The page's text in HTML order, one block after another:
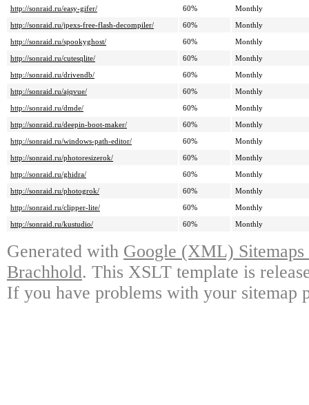
http://sonraid.ru/easy-gifer/
60%
Monthly
http://sonraid.ru/jpexs-free-flash-decompiler/
60%
Monthly
http://sonraid.ru/spookyghost/
60%
Monthly
http://sonraid.ru/cutesqlite/
60%
Monthly
http://sonraid.ru/drivendb/
60%
Monthly
http://sonraid.ru/ajqvue/
60%
Monthly
http://sonraid.ru/dmde/
60%
Monthly
http://sonraid.ru/deepin-boot-maker/
60%
Monthly
http://sonraid.ru/windows-path-editor/
60%
Monthly
http://sonraid.ru/photoresizerok/
60%
Monthly
http://sonraid.ru/ghidra/
60%
Monthly
http://sonraid.ru/photogrok/
60%
Monthly
http://sonraid.ru/clipper-lite/
60%
Monthly
http://sonraid.ru/kustudio/
60% Monthly
Generated with Google (XML)
Brachhold. This XSLT template is
If you have problems with your sitemap